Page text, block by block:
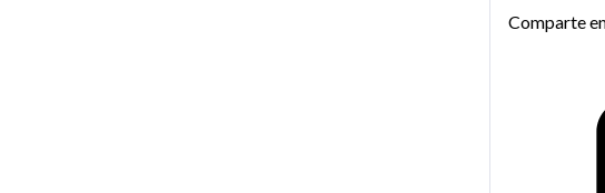
Comparte